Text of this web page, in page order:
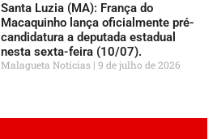
Santa Luzia (MA): França do
Macaquinho lança oficialmente pré-
candidatura a deputada estadual
nesta sexta-feira (10/07).
Malagueta Notícias 9 de julho de 2026